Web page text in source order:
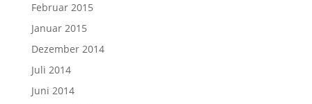
Februar 2015
Januar 2015
Dezember 2014
Juli 2014
Juni 2014